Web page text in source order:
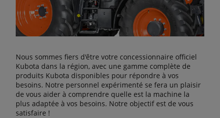
Nous sommes fiers d'être votre concessionnaire officiel
Kubota dans la région, avec une gamme complète de
produits Kubota disponibles pour répondre à vos
besoins. Notre personnel expérimenté se fera un plaisir
de vous aider à comprendre quelle est la machine la
plus adaptée à vos besoins. Notre objectif est de vous
satisfaire !